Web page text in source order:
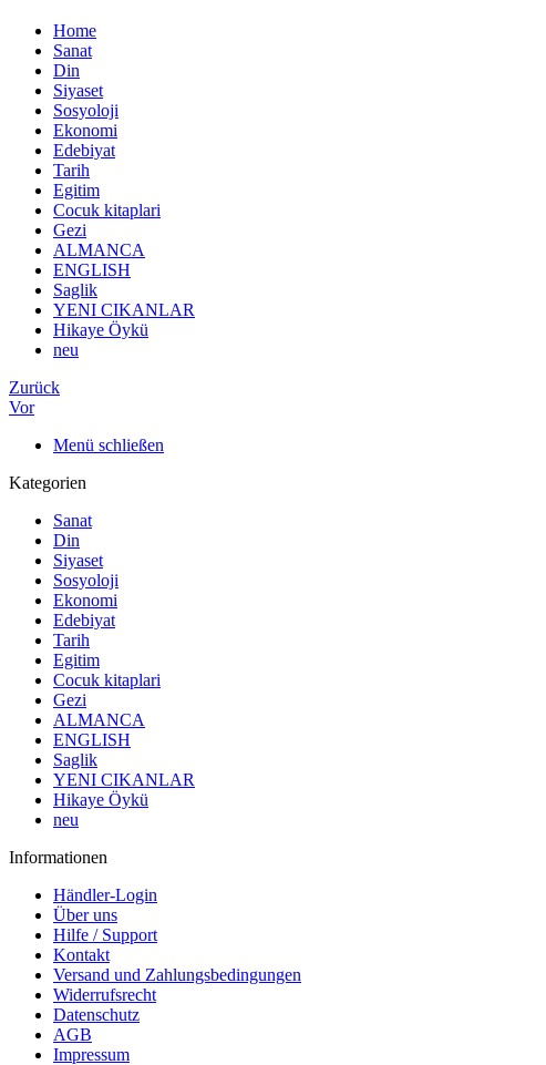
Home
Sanat
Din
Siyaset
Sosyoloji
Ekonomi
Edebiyat
Tarih
Egitim
Cocuk kitaplari
Gezi
ALMANCA
ENGLISH
Saglik
YENI CIKANLAR
Hikaye Öykü
neu
Zurück
Vor
Menü schließen
Kategorien
Sanat
Din
Siyaset
Sosyoloji
Ekonomi
Edebiyat
Tarih
Egitim
Cocuk kitaplari
Gezi
ALMANCA
ENGLISH
Saglik
YENI CIKANLAR
Hikaye Öykü
neu
Informationen
Händler-Login
Über uns
Hilfe / Support
Kontakt
Versand und Zahlungsbedingungen
Widerrufsrecht
Datenschutz
AGB
Impressum